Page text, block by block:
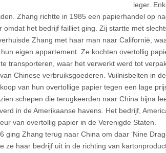
leger.
Zhang richtte in 1985 een papierhandel op
omdat het bedrijf failliet ging. Zij startte met
Zhang met haar man naar Californië,
eigen appartement. Ze kochten overtollig
transporteren, waar het verwerkt werd tot
Chinese verbruiksgoederen. Vuilnisbelten in
van hun overtollige papier tegen een lage
schepen die terugkeerden naar China bijna
in de Amerikaanse havens. Het bedrijf,
van overtollig papier in de Verenigde Staten.
ging Zhang terug naar China om daar ‘Nine
ze haar bedrijf uit in de richting van